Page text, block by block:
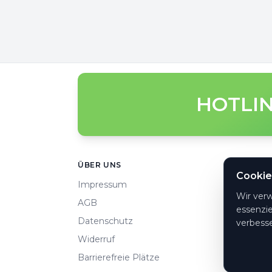
ÜBER UNS
Impressum
AGB
Datenschutz
Widerruf
Barrierefreie Plätze
So
Wir